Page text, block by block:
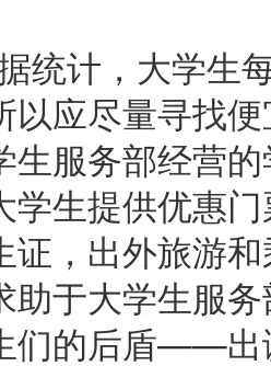
统计，大学生
以应尽量寻找
生服务部经营
学生提供优惠
证，出外旅游
助于大学生服
们的后盾——出